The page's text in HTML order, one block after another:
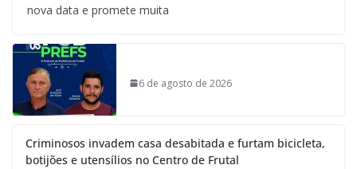
nova data e promete muita
6 de agosto de 2026
Criminosos invadem casa desabitada e furtam bicicleta,
botijões e utensílios no Centro de Frutal